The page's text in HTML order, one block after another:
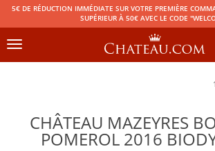
5€ DE RÉDUCTION IMMÉDIATE SUR VOTRE PREMIÈRE
SUPÉRIEUR À 50€ AVEC LE CODE
Toggle
CHÂTEAU MAZEYRES
POMEROL 2016